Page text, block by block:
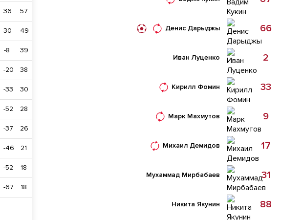
36 57
30 49
-8 39
-20 38
-33 30
-52 28
-37 26
-46 21
-52 18
-67 18
Денис Дарыджы 66
Иван Луценко 2
Кирилл Фомин 33
Марк Махмутов 9
Михаил Демидов 17
Мухаммад Мирбабаев 31
Никита Якунин 88